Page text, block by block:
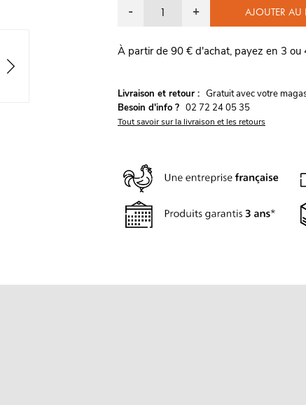
- + AJOUTER AU
À partir de 90 € d'achat, payez en 3 ou
Livraison et retour : Gratuit avec votre
Besoin d'info ? 02 72 24 05 35
Tout savoir sur la livraison et les retours